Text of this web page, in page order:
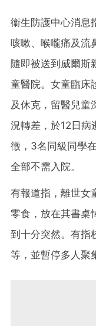
衞生防護中心消息
咳嗽、喉嚨痛及流
隨即被送到威爾斯
童醫院。女童臨床
及休克，留醫兒童
況轉差，於12日病
徵，3名同級同學
全部不需入院。
有報道指，離世女
零食，放在其書桌
到十分突然。有指
等，並暫停多人聚